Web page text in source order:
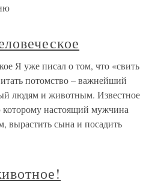
Я уже писал о том, что «свить
потомство – важнейший
людям и животным. Известное
которому настоящий мужчина
вырастить сына и посадить